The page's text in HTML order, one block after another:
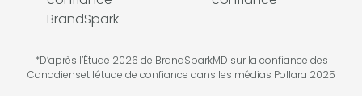
*D’après l’Étude 2026 de BrandSparkMD sur la confiance des
Canadienset l'étude de confiance dans les médias Pollara 2025